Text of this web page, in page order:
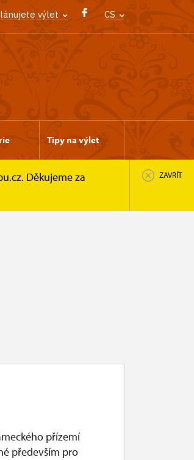
výlet CS
Tipy na výlet
Děkujeme za
ZAVŘÍT
přízemí
především pro